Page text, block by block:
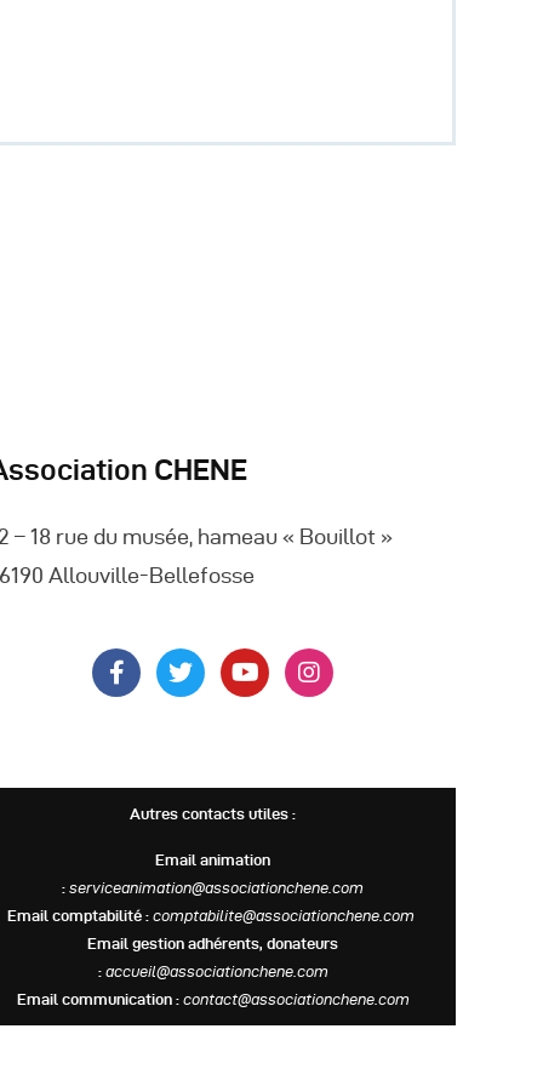
CHENE
– 18 rue du musée, hameau « Bouillot »
Allouville-Bellefosse
Autres contacts utiles :
Email animation
: serviceanimation@associationchene.com
Email comptabilité :comptabilite@associationchene.com
Email gestion adhérents, donateurs
: accueil@associationchene.com
Email communication : contact@associationchene.com